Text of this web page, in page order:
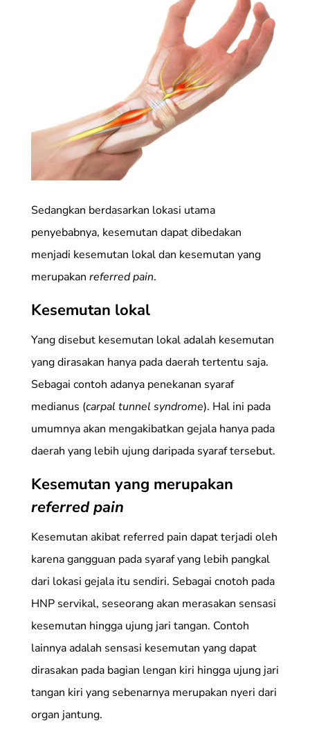
Sedangkan berdasarkan lokasi utama
penyebabnya, kesemutan dapat dibedakan
menjadi kesemutan lokal dan kesemutan yang
merupakan referred pain.
Kesemutan lokal
Yang disebut kesemutan lokal adalah kesemutan
yang dirasakan hanya pada daerah tertentu saja.
Sebagai contoh adanya penekanan syaraf
medianus (carpal tunnel syndrome). Hal ini pada
umumnya akan mengakibatkan gejala hanya pada
daerah yang lebih ujung daripada syaraf tersebut.
Kesemutan yang merupakan
referred pain
Kesemutan akibat referred pain dapat terjadi oleh
karena gangguan pada syaraf yang lebih pangkal
dari lokasi gejala itu sendiri. Sebagai cnotoh pada
HNP servikal, seseorang akan merasakan sensasi
kesemutan hingga ujung jari tangan. Contoh
lainnya adalah sensasi kesemutan yang dapat
dirasakan pada bagian lengan kiri hingga ujung jari
tangan kiri yang sebenarnya merupakan nyeri dari
organ jantung.